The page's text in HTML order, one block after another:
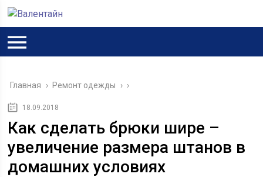
Главная › Ремонт одежды ›
18.09.2018
Как сделать брюки шире –
увеличение размера штанов в
домашних условиях